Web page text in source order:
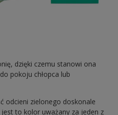
dzięki czemu stanowi ona
pokoju chłopca lub
odcieni zielonego doskonale
to kolor uważany za jeden z